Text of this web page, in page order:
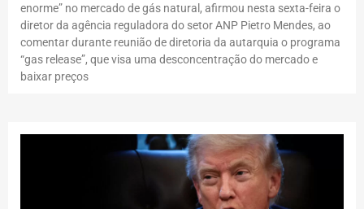
enorme” no mercado de gás natural, afirmou nesta sexta-feira o
diretor da agência reguladora do setor ANP Pietro Mendes, ao
comentar durante reunião de diretoria da autarquia o programa
“gas release”, que visa uma desconcentração do mercado e
baixar preços